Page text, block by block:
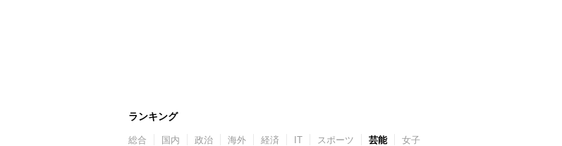
ランキング
総合 国内 政治 海外 経済 IT スポーツ 芸能 女子